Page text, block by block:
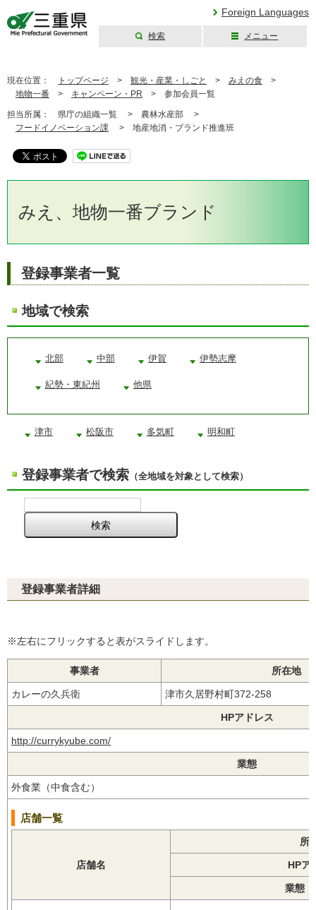
Foreign Languages
検索 メニュー
現在位置： トップページ > 観光・産業・しごと > みえの食 >
地物一番 > キャンペーン・PR > 参加会員一覧
担当所属： 県庁の組織一覧 > 農林水産部 >
フードイノベーション課 > 地産地消・ブランド推進班
みえ、地物一番ブランド
登録事業者一覧
地域で検索
北部 中部 伊賀 伊勢志摩
紀勢・東紀州 他県
津市 松阪市 多気町 明和町
登録事業者で検索 （全地域を対象として検索）
登録事業者詳細
※左右にフリックすると表がスライドします。
事業者 所在地
カレーの久兵衛 津市久居野村町372-258
HPアドレス
http://currykyube.com/
業態
外食業（中食含む）
店舗一覧
店舗名
所
HPア
業態